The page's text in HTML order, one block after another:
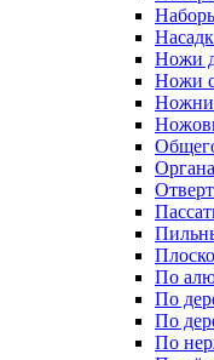
Ножи
Ножи
По
По
По
По